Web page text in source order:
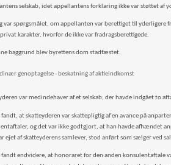
selskab, idet appellantens forklaring ikke var støttet af
var spørgsmålet, om appellanten var berettiget til
privat karakter, hvorfor de ikke var fradragsberettigede.
baggrund blev byrettens dom stadfæstet.
genoptagelse - beskatning af aktieindkomst
var medindehaver af et selskab, der havde indgået to
fandt, at skatteyderen var skattepligtig af en avance på
og det var ikke godtgjort, at han havde afhændet
ejet af skatteyderens samlever, stod anført som sælger ved
fandt endvidere, at honoraret for den anden konsulentaftale